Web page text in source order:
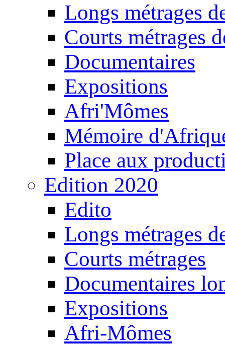
Longs métrages
Courts métrages
Documentaires
Expositions
Afri'Mômes
Mémoire
Place aux
Edition 2020
Edito
Longs métrages
Courts métrages
Documentaires
Expositions
Afri-Mômes